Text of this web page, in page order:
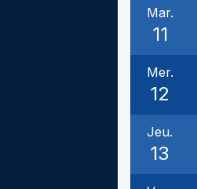
Mar.
11
Mer.
12
Jeu.
13